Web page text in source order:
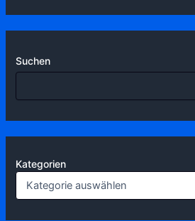
Suchen
Kategorien